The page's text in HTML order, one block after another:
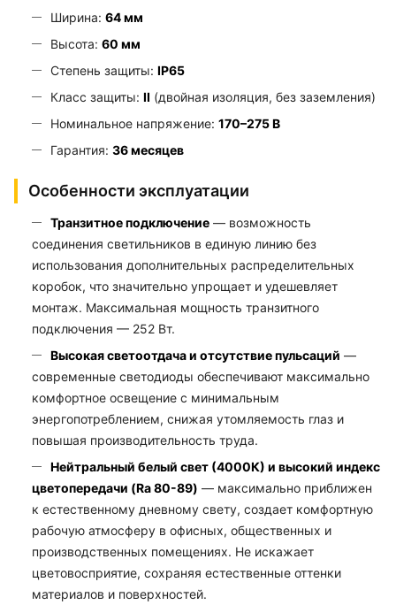
Ширина: 64 мм
Высота: 60 мм
Степень защиты: IP65
Класс защиты: II (двойная изоляция, без заземления)
Номинальное напряжение: 170–275 В
Гарантия: 36 месяцев
Особенности эксплуатации
Транзитное подключение — возможность
соединения светильников в единую линию без
использования дополнительных распределительных
коробок, что значительно упрощает и удешевляет
монтаж. Максимальная мощность транзитного
подключения — 252 Вт.
Высокая светоотдача и отсутствие пульсаций —
современные светодиоды обеспечивают максимально
комфортное освещение с минимальным
энергопотреблением, снижая утомляемость глаз и
повышая производительность труда.
Нейтральный белый свет (4000К) и высокий индекс
цветопередачи (Ra 80-89) — максимально приближен
к естественному дневному свету, создает комфортную
рабочую атмосферу в офисных, общественных и
производственных помещениях. Не искажает
цветовосприятие, сохраняя естественные оттенки
материалов и поверхностей.